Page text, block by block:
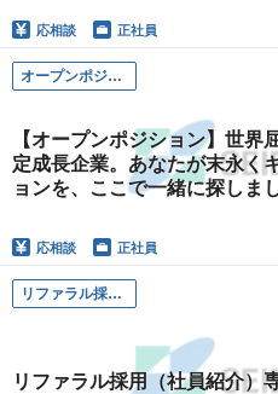
応相談 正社員
オープンポジション
【オープンポジション】世界
定成長企業。あなたが末永く
ョンを、ここで一緒に探しま
応相談 正社員
リファラル採用（社員紹介）専用窓口
リファラル採用（社員紹介）